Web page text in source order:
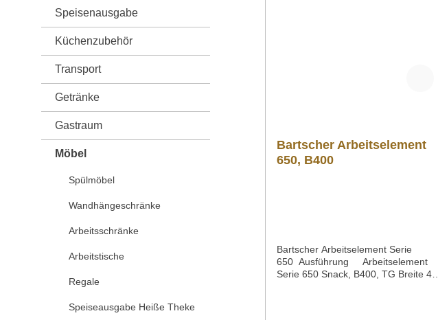
Speisenausgabe
Küchenzubehör
Transport
Getränke
Gastraum
Möbel
Spülmöbel
Wandhängeschränke
Arbeitsschränke
Arbeitstische
Regale
Speiseausgabe Heiße Theke
Bartscher Arbeitselement
650, B400
Bartscher Arbeitselement Serie
650 Ausführung Arbeitselement
Serie 650 Snack, B400, TG Breite 400